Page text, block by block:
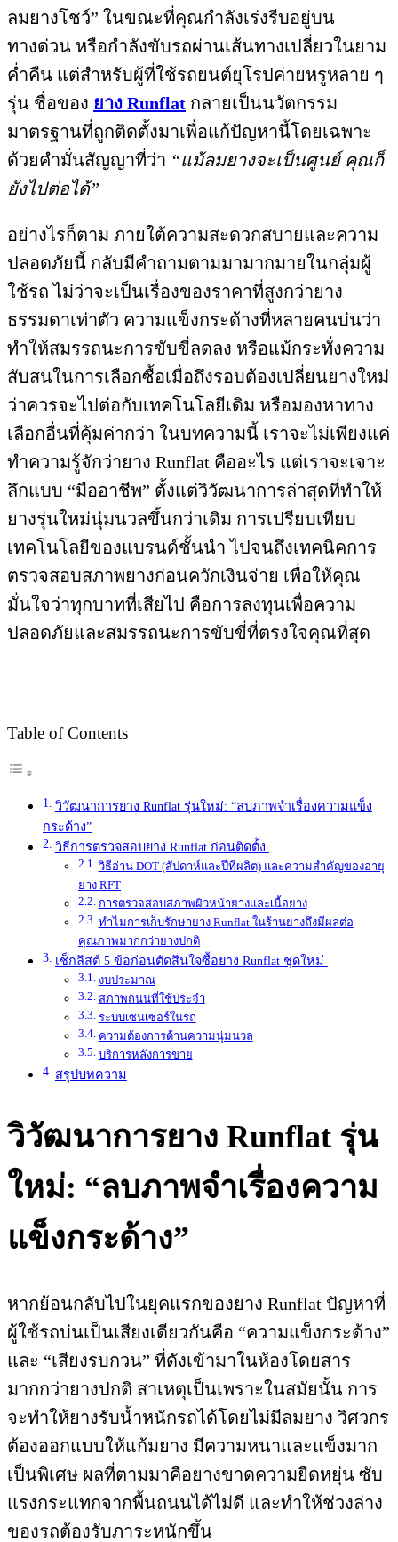
ลมยางโชว์” ในขณะที่คุณกำลังเร่งรีบอยู่บน
ทางด่วน หรือกำลังขับรถผ่านเส้นทางเปลี่ยวในยาม
ค่ำคืน แต่สำหรับผู้ที่ใช้รถยนต์ยุโรปค่ายหรูหลาย ๆ
รุ่น ชื่อของ ยาง Runflat กลายเป็นนวัตกรรม
มาตรฐานที่ถูกติดตั้งมาเพื่อแก้ปัญหานี้โดยเฉพาะ
ด้วยคำมั่นสัญญาที่ว่า “แม้ลมยางจะเป็นศูนย์ คุณก็
ยังไปต่อได้”
อย่างไรก็ตาม ภายใต้ความสะดวกสบายและความ
ปลอดภัยนี้ กลับมีคำถามตามมามากมายในกลุ่มผู้
ใช้รถ ไม่ว่าจะเป็นเรื่องของราคาที่สูงกว่ายาง
ธรรมดาเท่าตัว ความแข็งกระด้างที่หลายคนบ่นว่า
ทำให้สมรรถนะการขับขี่ลดลง หรือแม้กระทั่งความ
สับสนในการเลือกซื้อเมื่อถึงรอบต้องเปลี่ยนยางใหม่
ว่าควรจะไปต่อกับเทคโนโลยีเดิม หรือมองหาทาง
เลือกอื่นที่คุ้มค่ากว่า ในบทความนี้ เราจะไม่เพียงแค่
ทำความรู้จักว่ายาง Runflat คืออะไร แต่เราจะเจาะ
ลึกแบบ “มืออาชีพ” ตั้งแต่วิวัฒนาการล่าสุดที่ทำให้
ยางรุ่นใหม่นุ่มนวลขึ้นกว่าเดิม การเปรียบเทียบ
เทคโนโลยีของแบรนด์ชั้นนำ ไปจนถึงเทคนิคการ
ตรวจสอบสภาพยางก่อนควักเงินจ่าย เพื่อให้คุณ
มั่นใจว่าทุกบาทที่เสียไป คือการลงทุนเพื่อความ
ปลอดภัยและสมรรถนะการขับขี่ที่ตรงใจคุณที่สุด
Table of Contents
วิวัฒนาการยาง Runflat รุ่นใหม่: “ลบภาพจำเรื่องความแข็ง
กระด้าง”
วิธีการตรวจสอบยาง Runflat ก่อนติดตั้ง
วิธีอ่าน DOT (สัปดาห์และปีที่ผลิต) และความสำคัญของอายุ
ยาง RFT
การตรวจสอบสภาพผิวหน้ายางและเนื้อยาง
ทำไมการเก็บรักษายาง Runflat ในร้านยางถึงมีผลต่อ
คุณภาพมากกว่ายางปกติ
เช็กลิสต์ 5 ข้อก่อนตัดสินใจซื้อยาง Runflat ชุดใหม่
งบประมาณ
สภาพถนนที่ใช้ประจำ
ระบบเซนเซอร์ในรถ
ความต้องการด้านความนุ่มนวล
บริการหลังการขาย
สรุปบทความ
วิวัฒนาการยาง Runflat รุ่น
ใหม่: “ลบภาพจำเรื่องความ
แข็งกระด้าง”
หากย้อนกลับไปในยุคแรกของยาง Runflat ปัญหาที่
ผู้ใช้รถบ่นเป็นเสียงเดียวกันคือ “ความแข็งกระด้าง”
และ “เสียงรบกวน” ที่ดังเข้ามาในห้องโดยสาร
มากกว่ายางปกติ สาเหตุเป็นเพราะในสมัยนั้น การ
จะทำให้ยางรับน้ำหนักรถได้โดยไม่มีลมยาง วิศวกร
ต้องออกแบบให้แก้มยาง มีความหนาและแข็งมาก
เป็นพิเศษ ผลที่ตามมาคือยางขาดความยืดหยุ่น ซับ
แรงกระแทกจากพื้นถนนได้ไม่ดี และทำให้ช่วงล่าง
ของรถต้องรับภาระหนักขึ้น